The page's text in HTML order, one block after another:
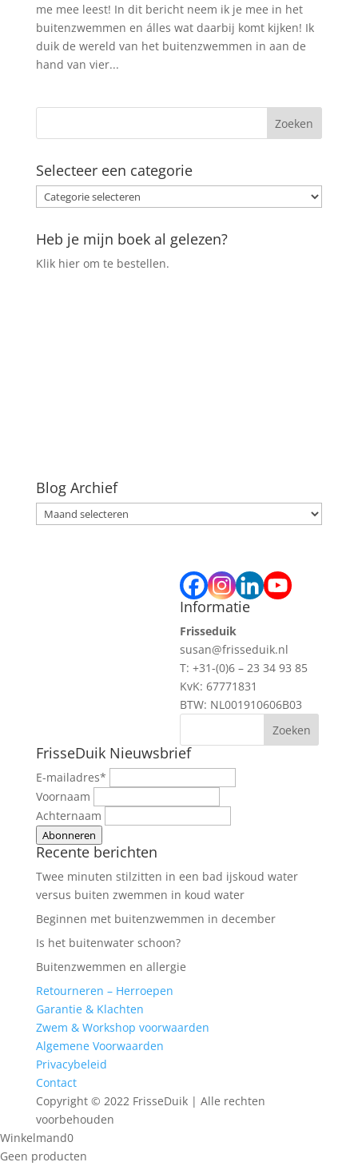
me mee leest! In dit bericht neem ik je mee in het
buitenzwemmen en álles wat daarbij komt kijken! Ik
duik de wereld van het buitenzwemmen in aan de
hand van vier...
Selecteer een categorie
Selecteer
een
categorie
Heb je mijn boek al gelezen?
Klik hier om te bestellen.
Blog Archief
Blog
Archief
Informatie
Frisseduik
susan@frisseduik.nl
T: +31-(0)6 – 23 34 93 85
KvK: 67771831
BTW: NL001910606B03
FrisseDuik Nieuwsbrief
E-mailadres*
Voornaam
Achternaam
Abonneren
Recente berichten
Twee minuten stilzitten in een bad ijskoud water
versus buiten zwemmen in koud water
Beginnen met buitenzwemmen in december
Is het buitenwater schoon?
Buitenzwemmen en allergie
Retourneren – Herroepen
Garantie & Klachten
Zwem & Workshop voorwaarden
Algemene Voorwaarden
Privacybeleid
Contact
Copyright © 2022 FrisseDuik | Alle rechten
voorbehouden
Winkelmand0
Geen producten